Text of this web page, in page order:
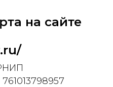
на сайте